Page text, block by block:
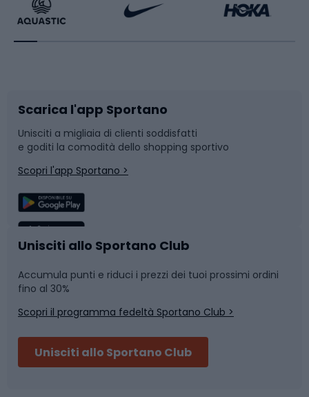
Bikepacking
Bushcraft
Corsa
Sport di squadra
Caschi da ciclismo
Skitouring
Sport con le racchette
Slitte e slittini
Snowboard
Camminata nordica
Nuoto
Pattinaggio
Scarica l'app Sportano
Unisciti a migliaia di clienti soddisfatti
e goditi la comodità dello shopping sportivo
Scopri l'app Sportano >
Unisciti allo Sportano Club
Accumula punti e riduci i prezzi dei tuoi prossimi ordini
fino al 30%
Scopri il programma fedeltà Sportano Club >
Unisciti allo Sportano Club